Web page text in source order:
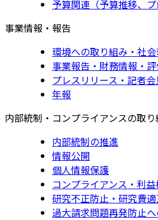
予算関連（予算推移、プ
事業情報・報告
環境への取り組み・社
事業報告・財務情報・
プレスリリース・記者
年報
内部統制・コンプライアンスの取り
内部統制の推進
情報公開
個人情報保護
コンプライアンス・利
研究不正防止・研究費
過大請求問題再発防止